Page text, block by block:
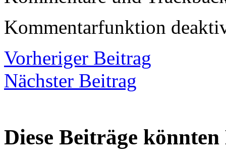
Kommentarfunktion
Vorheriger Beitrag
Nächster Beitrag
Diese Beiträge